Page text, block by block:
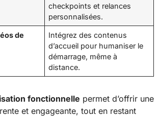
checkpoints et relances
personnalisées.
de
Intégrez des contenus
d’accueil pour humaniser le
démarrage, même à
distance.
fonctionnelle permet d’offrir une
et engageante, tout en restant